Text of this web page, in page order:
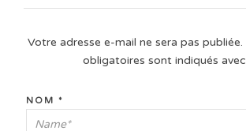
Votre adresse e-mail ne sera pas publiée.
obligatoires sont indiqués avec
NOM *